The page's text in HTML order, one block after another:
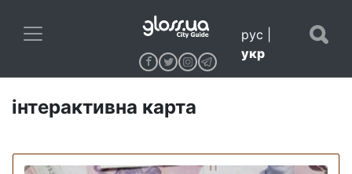
рус
укр
інтерактивна карта